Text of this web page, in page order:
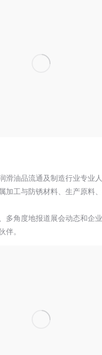
滑油品流通及制造行业专业
加工与防锈材料、生产原料
多角度地报道展会动态和企
。